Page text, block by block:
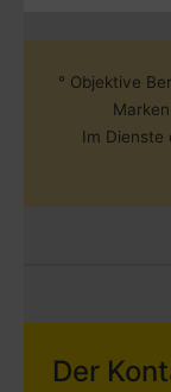
° Objektive
Im Dienste
Der